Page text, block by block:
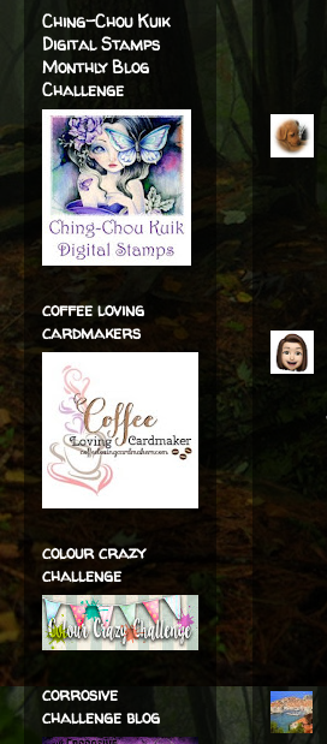
Ching-Chou Kuik
Digital Stamps
Monthly Blog
Challenge
coffee loving
cardmakers
colour crazy
challenge
corrosive
challenge blog